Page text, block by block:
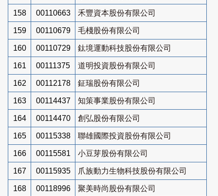
158 00110663 禾豐資本股份有限公司
159 00110679 毛棧股份有限公司
160 00110729 鈦境運動科技股份有限公司
161 00111375 道明投資股份有限公司
162 00112178 鉦瑞股份有限公司
163 00114437 知策事業股份有限公司
164 00114470 創弘股份有限公司
165 00115338 聯雄國際投資股份有限公司
166 00115581 小豆芽股份有限公司
167 00115935 爪族動力生物科技股份有限公司
168 00118996 聚美時尚股份有限公司